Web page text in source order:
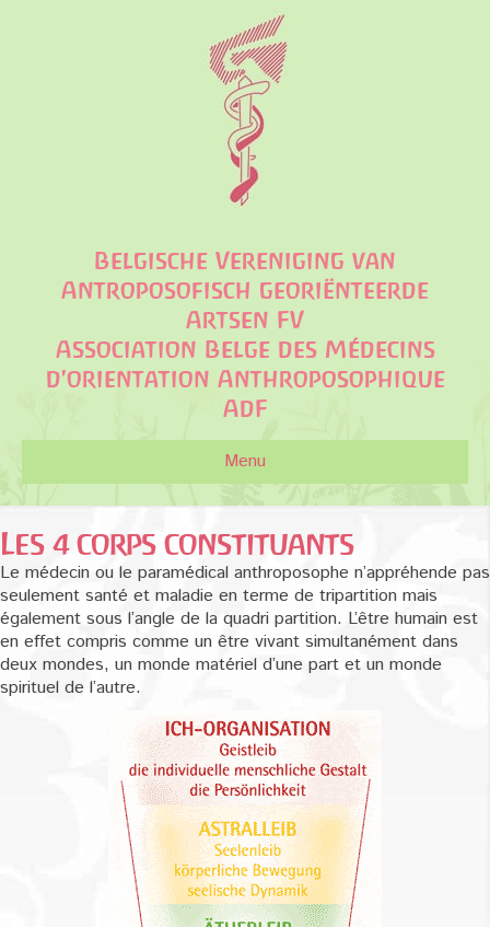
Belgische Vereniging van
Antroposofisch georiënteerde
Artsen FV
Association Belge des Médecins
d'orientation Anthroposophique
AdF
Menu
Les 4 corps constituants
Le médecin ou le paramédical anthroposophe n’appréhende pas
seulement santé et maladie en terme de tripartition mais
également sous l’angle de la quadri partition. L’être humain est
en effet compris comme un être vivant simultanément dans
deux mondes, un monde matériel d’une part et un monde
spirituel de l’autre.